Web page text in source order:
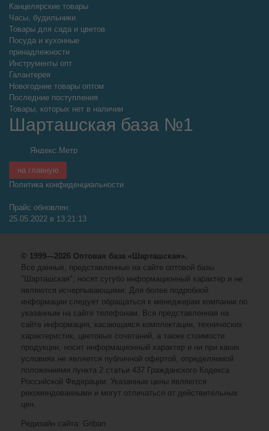
Канцелярские товары
Часы, будильники
Товары для сада и цветов
Посуда и кухонные
принадлежности
Инструменты опт
Галантерея
Новогодние товары оптом
Последние поступления
Товары, которых нет в наличии
Шарташская база №1
на главную
Политика конфиденциальности
Прайс обновлен:
25.05.2022 в 13:21:13
© 1999—2026 Оптовая база «Шарташская».
Все данные, представленные на сайте оптовой базы
"Шарташская", носят сугубо информационный характер и не
являются исчерпывающими. Для более подробной
информации следует обращаться к менеджерам компании по
указанным на сайте телефонам. Вся представленная на
сайте информация, касающаяся комплектации, технических
характеристик, цветовых сочетаний, а также стоимости
продукции, носит информационный характер и ни при каких
условиях не является публичной офертой, определяемой
положениями пункта 2 статьи 437 Гражданского Кодекса
Российской Федерации. Указанные цены являются
рекомендованными и могут отличаться от действительных
цен.
Редизайн сайта: Griban